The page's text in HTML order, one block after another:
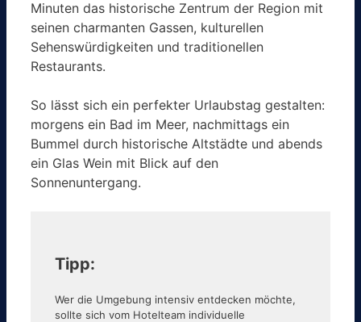
Minuten das historische Zentrum der Region mit
seinen charmanten Gassen, kulturellen
Sehenswürdigkeiten und traditionellen
Restaurants.
So lässt sich ein perfekter Urlaubstag gestalten:
morgens ein Bad im Meer, nachmittags ein
Bummel durch historische Altstädte und abends
ein Glas Wein mit Blick auf den
Sonnenuntergang.
Tipp:
Wer die Umgebung intensiv entdecken möchte,
sollte sich vom Hotelteam individuelle